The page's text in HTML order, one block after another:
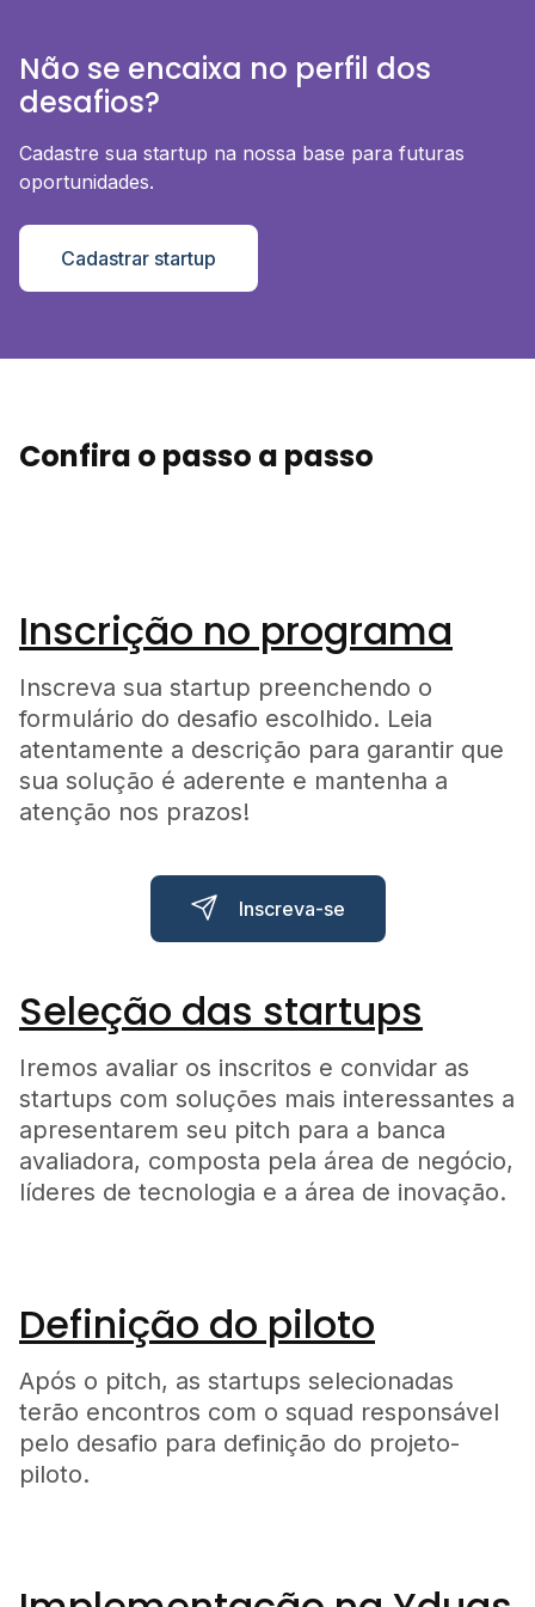
Não se encaixa no perfil dos
desafios?
Cadastre sua startup na nossa base para futuras
oportunidades.
Cadastrar startup
Confira o passo a passo
Inscrição no programa
Inscreva sua startup preenchendo o
formulário do desafio escolhido. Leia
atentamente a descrição para garantir que
sua solução é aderente e mantenha a
atenção nos prazos!
Inscreva-se
Seleção das startups
Iremos avaliar os inscritos e convidar as
startups com soluções mais interessantes a
apresentarem seu pitch para a banca
avaliadora, composta pela área de negócio,
líderes de tecnologia e a área de inovação.
Definição do piloto
Após o pitch, as startups selecionadas
terão encontros com o squad responsável
pelo desafio para definição do projeto-
piloto.